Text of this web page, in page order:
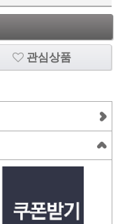
관심상품